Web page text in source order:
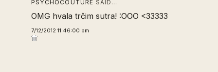
PSYCHOCOUTURE SAID…
OMG hvala trčim sutra! :OOO <33333
7/12/2012 11:46:00 pm